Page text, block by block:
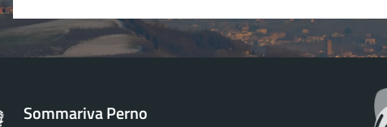
Sommariva Perno